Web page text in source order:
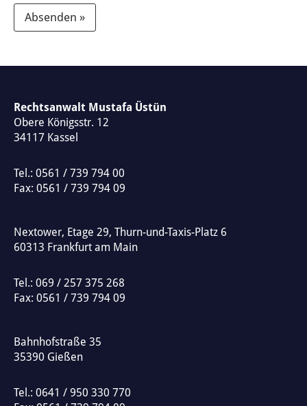
Absenden »
e
r
n
t
v
e
Rechtsanwalt Mustafa Üstün
Obere Königsstr. 12
34117 Kassel
Tel.: 0561 / 739 794 00
Fax: 0561 / 739 794 09
Nextower, Etage 29, Thurn-und-Taxis-Platz 6
60313 Frankfurt am Main
Tel.: 069 / 257 375 268
Fax: 0561 / 739 794 09
Bahnhofstraße 35
35390 Gießen
Tel.: 0641 / 950 330 770